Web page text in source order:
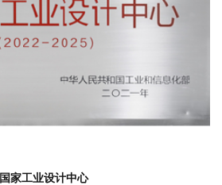
国家工业设计中心